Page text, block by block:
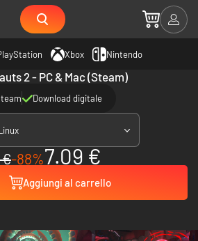
Xbox Nintendo
2 - PC & Mac (Steam)
Download digitale
€-88%7.09 €
Aggiungi al carrello